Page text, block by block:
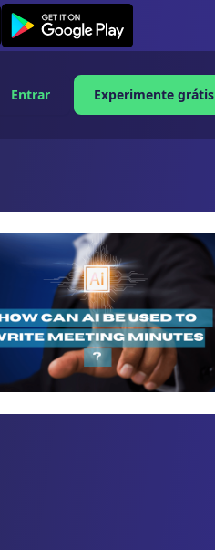
Leexi on Android
Entrar Experimente grátis